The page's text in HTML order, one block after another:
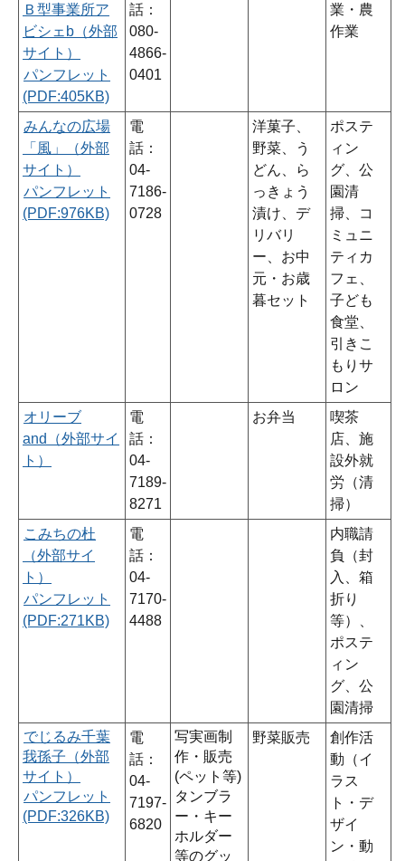
Ｂ型事業所ア
ビシェb（外部
サイト）
パンフレット
(PDF:405KB)
話：
080-
4866-
0401
業・農
作業
みんなの広場
「風」（外部
サイト）
パンフレット
(PDF:976KB)
電
話：
04-
7186-
0728
洋菓子、
野菜、う
どん、ら
っきょう
漬け、デ
リバリ
ー、お中
元・お歳
暮セット
ポステ
ィン
グ、公
園清
掃、コ
ミュニ
ティカ
フェ、
子ども
食堂、
引きこ
もりサ
ロン
オリーブ
and（外部サイ
ト）
電
話：
04-
7189-
8271
お弁当
喫茶
店、施
設外就
労（清
掃）
こみちの杜
（外部サイ
ト）
パンフレット
(PDF:271KB)
電
話：
04-
7170-
4488
内職請
負（封
入、箱
折り
等）、
ポステ
ィン
グ、公
園清掃
でじるみ千葉
我孫子（外部
サイト）
パンフレット
(PDF:326KB)
電
話：
04-
7197-
6820
写実画制
作・販売
(ペット等)
タンブラ
ー・キー
ホルダー
等のグッ
野菜販売
創作活
動（イ
ラス
ト・デ
ザイ
ン・動